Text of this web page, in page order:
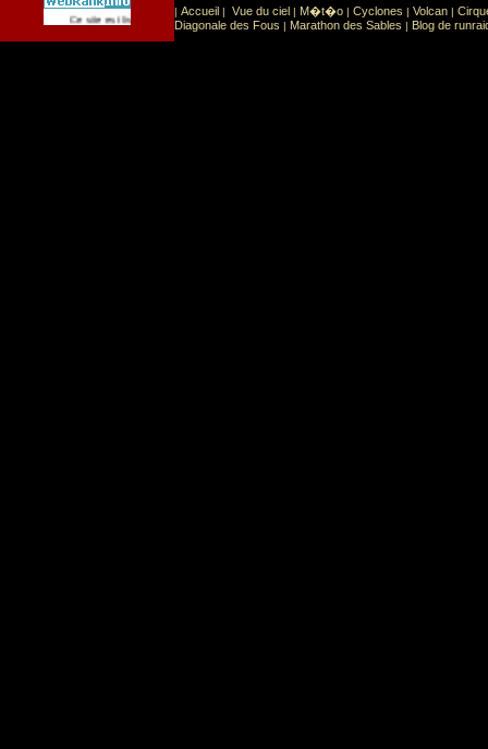
Ce site est list� dans la cat�gorie Sport: Sports extr�mes
| Accueil | Vue du ciel | M�t�o | Cyclones | Volcan |
Diagonale des Fous | Marathon des Sables | Blog de